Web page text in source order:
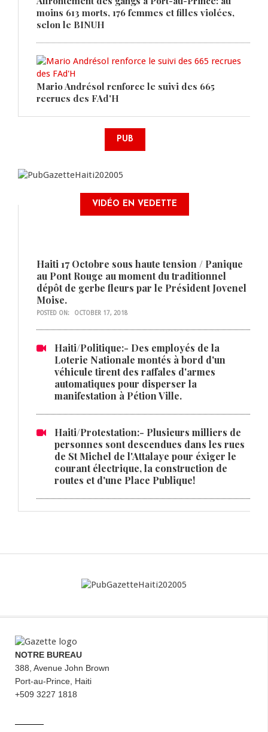
moins 613 morts, 176 femmes et filles violées,
selon le BINUH
Mario Andrésol renforce le suivi des 665
recrues des FAd'H
PUB
VIDÉO EN VEDETTE
Haiti 17 Octobre sous haute tension / Panique
au Pont Rouge au moment du traditionnel
dépôt de gerbe fleurs par le Président Jovenel
Moise.
POSTED ON: OCTOBER 17, 2018
Haiti/Politique:- Des employés de la
Loterie Nationale montés à bord d'un
véhicule tirent des raffales d'armes
automatiques pour disperser la
manifestation à Pétion Ville.
Haiti/Protestation:- Plusieurs milliers de
personnes sont descendues dans les rues
de St Michel de l'Attalaye pour éxiger le
courant électrique, la construction de
routes et d'une Place Publique!
NOTRE BUREAU
388, Avenue John Brown
Port-au-Prince, Haiti
+509 3227 1818